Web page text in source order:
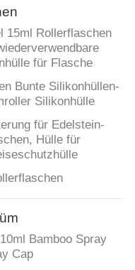
15ml Rollerflaschen
für Flasche
Bunte Silikonhüllen-
Silikonhülle
für Edelstein-
Hülle für
Bamboo Spray
Cap